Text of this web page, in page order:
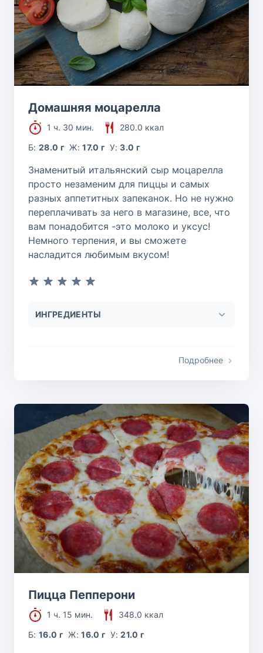
Домашняя моцарелла
1 ч. 30 мин.
280.0 ккал
Б:28.0 г Ж:17.0 г У:3.0 г
Знаменитый итальянский сыр моцарелла
просто незаменим для пиццы и самых
разных аппетитных запеканок. Но не нужно
переплачивать за него в магазине, все, что
вам понадобится -это молоко и уксус!
Немного терпения, и вы сможете
насладится любимым вкусом!
ИНГРЕДИЕНТЫ
Подробнее
Пицца Пепперони
1 ч. 15 мин.
348.0 ккал
Б:16.0 г Ж:16.0 г У:21.0 г